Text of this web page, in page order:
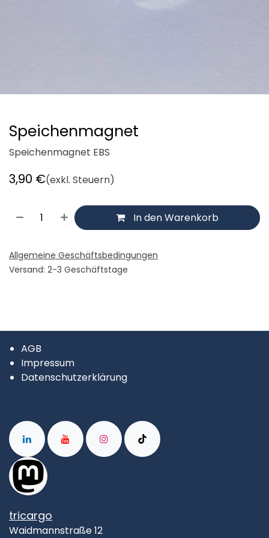
Speichenmagnet
Speichenmagnet EBS
3,90 €(exkl. Steuern)
In den Warenkorb
Allgemeine Geschäftsbedingungen
Versand: 2-3 Geschäftstage
AGB
Impressum
Datenschutzerklärung
tricargo
Waidmannstraße 12